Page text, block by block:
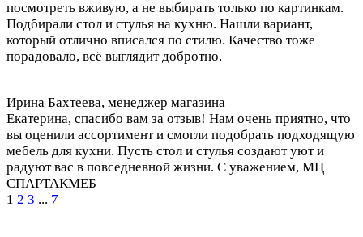
посмотреть вживую, а не выбирать только по картинкам.
Подбирали стол и стулья на кухню. Нашли вариант,
который отлично вписался по стилю. Качество тоже
порадовало, всё выглядит добротно.
Ирина Бахтеева, менеджер магазина
Екатерина, спасибо вам за отзыв! Нам очень приятно, что
вы оценили ассортимент и смогли подобрать подходящую
мебель для кухни. Пусть стол и стулья создают уют и
радуют вас в повседневной жизни. С уважением, МЦ
СПАРТАКМЕБ
1 2 3 ... 7